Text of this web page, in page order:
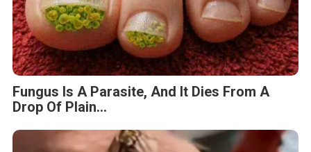
Fungus Is A Parasite, And It Dies From A
Drop Of Plain...